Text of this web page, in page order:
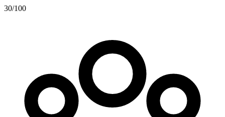
30/100